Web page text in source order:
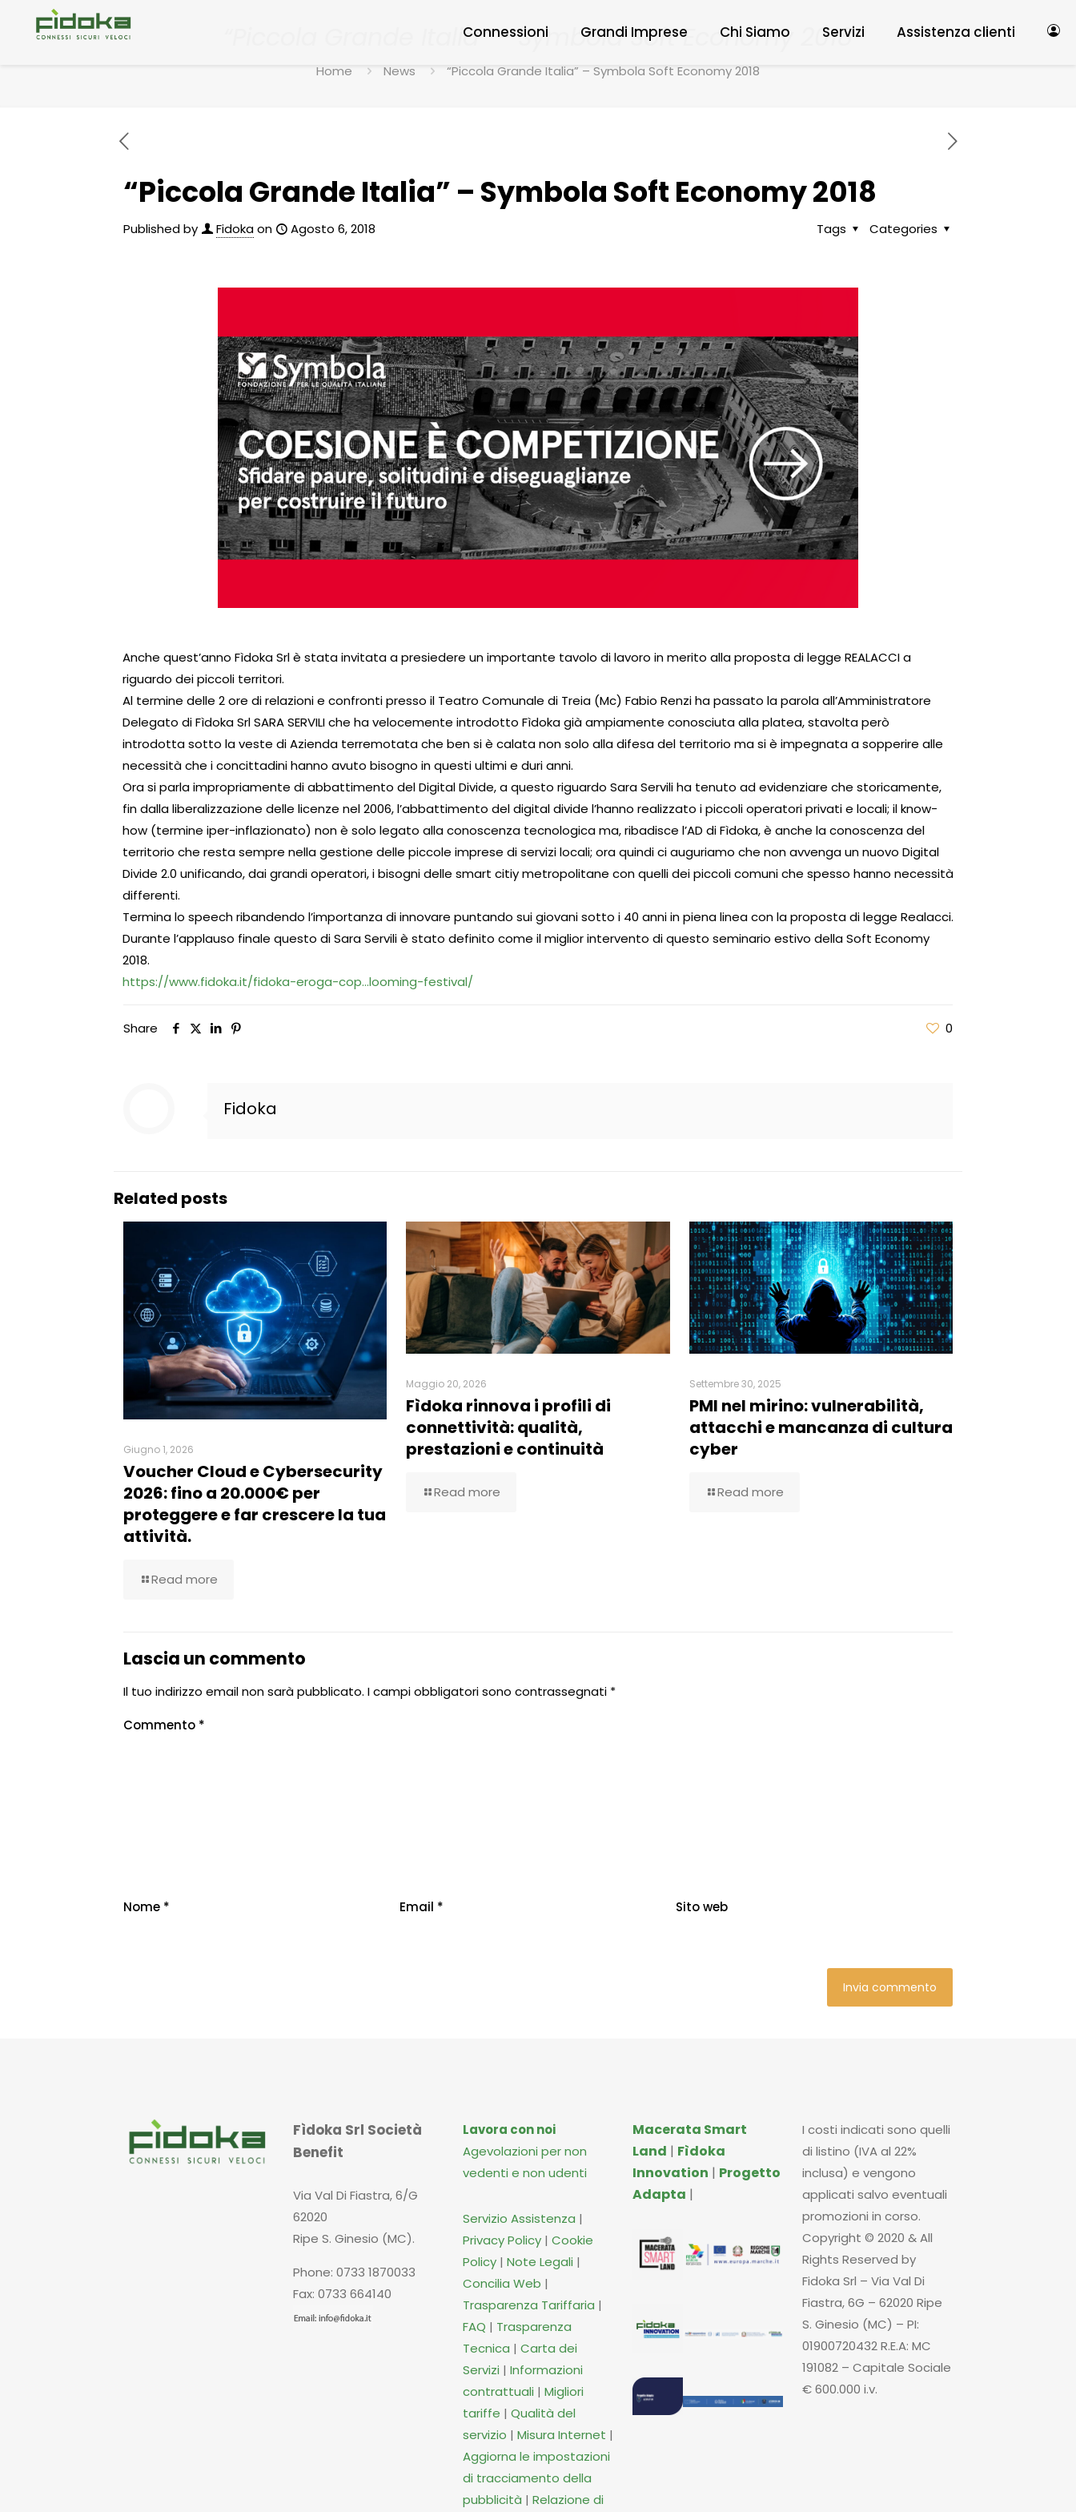
Connessioni Grandi Imprese Chi Siamo Servizi Assistenza clienti
“Piccola Grande Italia” – Symbola Soft Economy 2018
Home News “Piccola Grande Italia” – Symbola Soft Economy 2018
“Piccola Grande Italia” – Symbola Soft Economy 2018
Published by Fidokaon Agosto 6, 2018 Categories
Tags
Anche quest’anno Fìdoka Srl è stata invitata a presiedere un importante tavolo di lavoro in merito alla proposta di legge REALACCI a
riguardo dei piccoli territori.
Al termine delle 2 ore di relazioni e confronti presso il Teatro Comunale di Treia (Mc) Fabio Renzi ha passato la parola all’Amministratore
Delegato di Fìdoka Srl SARA SERVILI che ha velocemente introdotto Fìdoka già ampiamente conosciuta alla platea, stavolta però
introdotta sotto la veste di Azienda terremotata che ben si è calata non solo alla difesa del territorio ma si è impegnata a sopperire alle
necessità che i concittadini hanno avuto bisogno in questi ultimi e duri anni.
Ora si parla impropriamente di abbattimento del Digital Divide, a questo riguardo Sara Servili ha tenuto ad evidenziare che storicamente,
fin dalla liberalizzazione delle licenze nel 2006, l’abbattimento del digital divide l’hanno realizzato i piccoli operatori privati e locali; il know-
how (termine iper-inflazionato) non è solo legato alla conoscenza tecnologica ma, ribadisce l’AD di Fìdoka, è anche la conoscenza del
territorio che resta sempre nella gestione delle piccole imprese di servizi locali; ora quindi ci auguriamo che non avvenga un nuovo Digital
Divide 2.0 unificando, dai grandi operatori, i bisogni delle smart citiy metropolitane con quelli dei piccoli comuni che spesso hanno necessità
differenti.
Termina lo speech ribandendo l’importanza di innovare puntando sui giovani sotto i 40 anni in piena linea con la proposta di legge Realacci.
Durante l’applauso finale questo di Sara Servili è stato definito come il miglior intervento di questo seminario estivo della Soft Economy
2018.
https://www.fidoka.it/fidoka-eroga-cop…looming-festival/
Share 0
Fidoka
Related posts
Giugno 1, 2026
Voucher Cloud e Cybersecurity
2026: fino a 20.000€ per
proteggere e far crescere la tua
attività.
Read more
Maggio 20, 2026
Fìdoka rinnova i profili di
connettività: qualità,
prestazioni e continuità
Read more
Settembre 30, 2025
PMI nel mirino: vulnerabilità,
attacchi e mancanza di cultura
cyber
Read more
Lascia un commento
Il tuo indirizzo email non sarà pubblicato. I campi obbligatori sono contrassegnati *
Commento *
Nome * Email * Sito web
Fìdoka Srl Società
Benefit
Via Val Di Fiastra, 6/G
62020
Ripe S. Ginesio (MC).
Phone: 0733 1870033
Fax: 0733 664140
Lavora con noi
Agevolazioni per non
vedenti e non udenti
Servizio Assistenza |
Privacy Policy | Cookie
Policy | Note Legali |
Concilia Web |
Trasparenza Tariffaria |
FAQ | Trasparenza
Tecnica | Carta dei
Servizi | Informazioni
contrattuali | Migliori
tariffe | Qualità del
servizio | Misura Internet |
Aggiorna le impostazioni
di tracciamento della
pubblicità | Relazione di
Macerata Smart
Land | Fìdoka
Innovation | Progetto
Adapta |
I costi indicati sono quelli
di listino (IVA al 22%
inclusa) e vengono
applicati salvo eventuali
promozioni in corso.
Copyright © 2020 & All
Rights Reserved by
Fidoka Srl – Via Val Di
Fiastra, 6G – 62020 Ripe
S. Ginesio (MC) – PI:
01900720432 R.E.A: MC
191082 – Capitale Sociale
€ 600.000 i.v.